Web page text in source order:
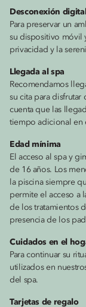
Desconexión digital
Para preservar un
su dispositivo móvil
privacidad y la
Llegada al spa
Recomendamos
su cita para
cuenta que las
tiempo adicional en
Edad mínima
El acceso al spa y
de 16 años. Los
la piscina siempre
permite el acceso a
de los tratamientos
presencia de los
Cuidados en el
Para continuar su
utilizados en
del spa.
Tarjetas de regalo